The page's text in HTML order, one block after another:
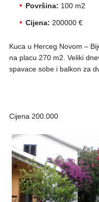
Površina: 100 m2
Cijena: 200000 €
Kuca u Herceg Novom –
na placu 270 m2. Veliki
spavace sobe i balkon za
Cijena 200.000